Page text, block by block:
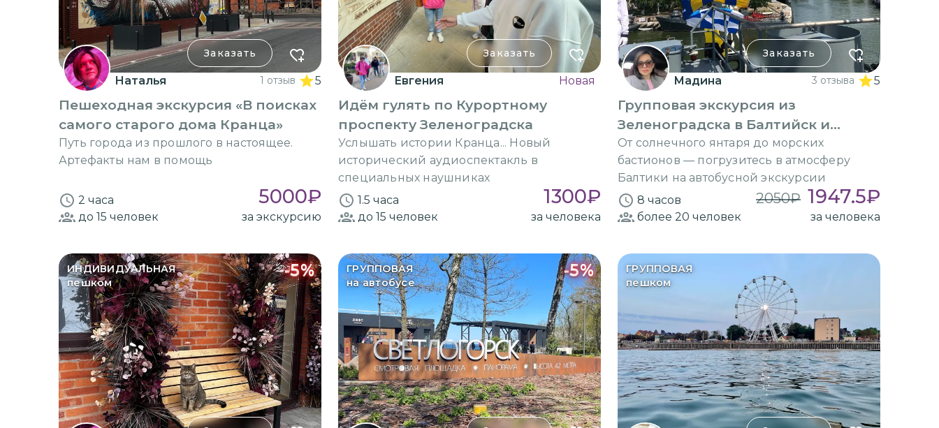
Заказать
Наталья 1 отзыв 5
Пешеходная экскурсия «В поисках
самого старого дома Кранца»
Путь города из прошлого в настоящее.
Артефакты нам в помощь
2 часа 5000₽
до 15 человек за экскурсию
Заказать
Евгения Новая
Идём гулять по Курортному
проспекту Зеленоградска
Услышать истории Кранца... Новый
исторический аудиоспектакль в
специальных наушниках
1.5 часа
1300₽
до 15 человек за человека
Заказать
Мадина 3 отзыва 5
Групповая экскурсия из
Зеленоградска в Балтийск и
Янтарный
От солнечного янтаря до морских
бастионов — погрузитесь в атмосферу
Балтики на автобусной экскурсии
8 часов
2050₽ 1947.5₽
более 20 человек за человека
ИНДИВИДУАЛЬНАЯ
пешком
-5%
ГРУППОВАЯ
на автобусе
-5%
ГРУППОВАЯ
пешком